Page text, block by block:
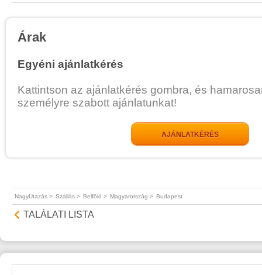
Árak
Egyéni ajánlatkérés
Kattintson az ajánlatkérés gombra, és
személyre szabott ajánlatunkat!
AJÁNLATKÉRÉS
NagyUtazás > Szállás > Belföld > Magyarország > Budapest
TALÁLATI LISTA